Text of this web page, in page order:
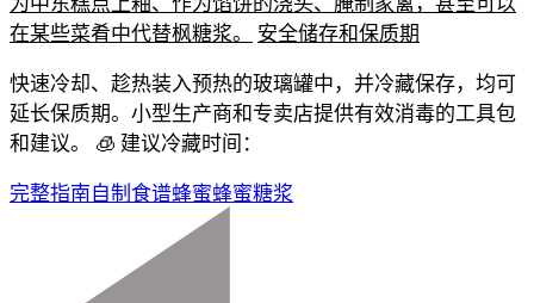
在某些菜肴中代替枫糖浆。
安全储存和保质期
快速冷却、趁热装入预热的玻璃罐中，并冷藏保存，均可
延长保质期。小型生产商和专卖店提供有效消毒的工具包
和建议。 🧊 建议冷藏时间：
完整指南自制食谱蜂蜜蜂蜜糖浆